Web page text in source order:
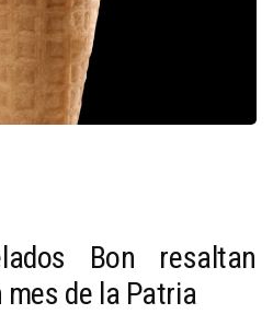
Bon resaltan
de la Patria